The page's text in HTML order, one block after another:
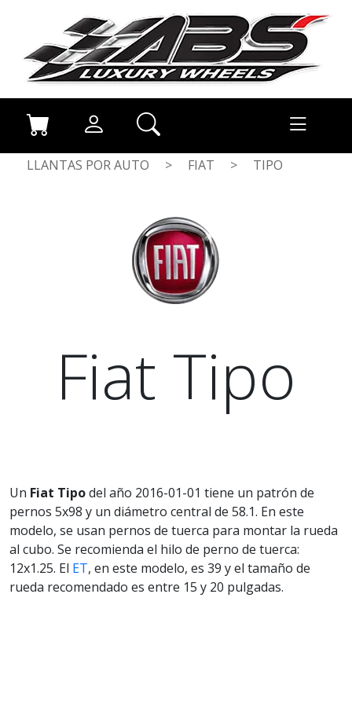
LLANTAS POR AUTO > FIAT > TIPO
Fiat Tipo
Un Fiat Tipodel año 2016-01-01 tiene un patrón de
pernos 5x98 y un diámetro central de 58.1. En este
modelo, se usan pernos de tuerca para montar la rueda
al cubo. Se recomienda el hilo de perno de tuerca:
12x1.25. El ET, en este modelo, es 39 y el tamaño de
rueda recomendado es entre 15 y 20 pulgadas.